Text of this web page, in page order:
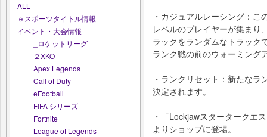
ALL
ｅスポーツタイトル情報
イベント・大会情報
_ロケットリーグ
２XKO
Apex Legends
Call of Duty
eFootball
FIFA シリーズ
Fortnite
League of Legends
・カジュアルレーシング：
レベルのプレイヤーが集まり
ラックをランダムなトラック
ランク戦の前のウォーミング
・ランクリセット：新たな
決定されます。
・「Lockjawスタータークエ
よりショップに登場。